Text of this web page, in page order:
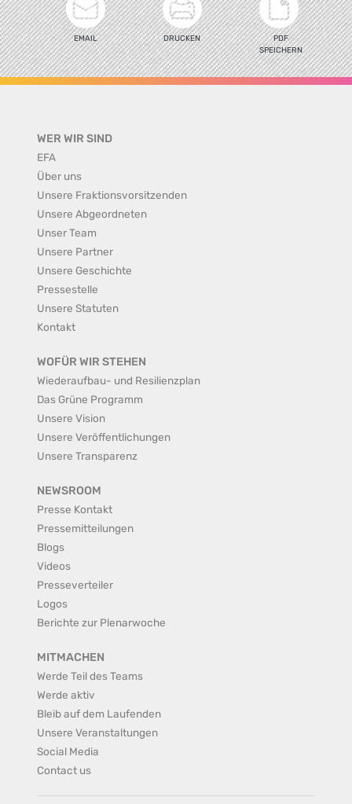
EMAIL DRUCKEN
PDF
SPEICHERN
WER WIR SIND
EFA
Über uns
Unsere Fraktionsvorsitzenden
Unsere Abgeordneten
Unser Team
Unsere Partner
Unsere Geschichte
Pressestelle
Unsere Statuten
Kontakt
WOFÜR WIR STEHEN
Wiederaufbau- und Resilienzplan
Das Grüne Programm
Unsere Vision
Unsere Veröffentlichungen
Unsere Transparenz
NEWSROOM
Presse Kontakt
Pressemitteilungen
Blogs
Videos
Presseverteiler
Logos
Berichte zur Plenarwoche
MITMACHEN
Werde Teil des Teams
Werde aktiv
Bleib auf dem Laufenden
Unsere Veranstaltungen
Social Media
Contact us